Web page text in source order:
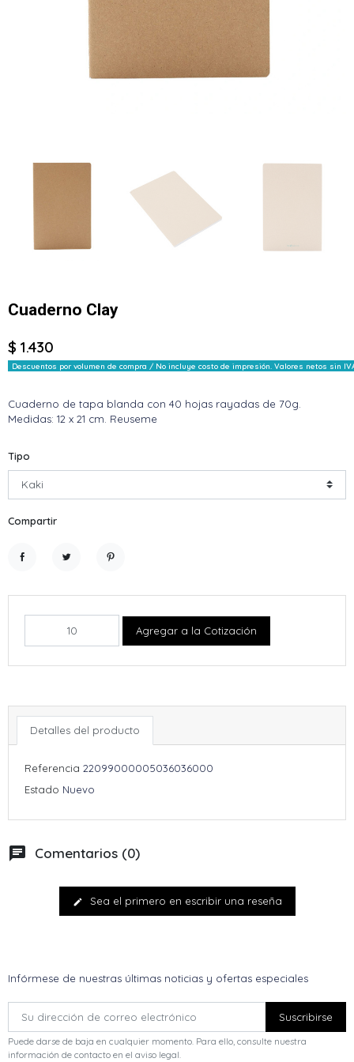
Cuaderno Clay
$ 1.430
Descuentos por volumen de compra / No incluye costo de impresión. Valores netos sin
Cuaderno de tapa blanda con 40 hojas rayadas de 70g.
Medidas: 12 x 21 cm. Reuseme
Tipo
Compartir
Agregar a la Cotización
Detalles del producto
Referencia 22099000005036036000
Estado Nuevo
chat Comentarios (0)
edit Sea el primero en escribir una reseña
Infórmese de nuestras últimas noticias y ofertas especiales
Puede darse de baja en cualquier momento. Para ello, consulte nuestra
información de contacto en el aviso legal.